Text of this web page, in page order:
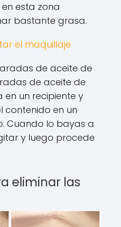
esta zona
bastante grasa.
el maquillaje
de aceite de
de aceite de
en un recipiente y
contenido en un
Cuando lo bayas a
y luego procede
eliminar las